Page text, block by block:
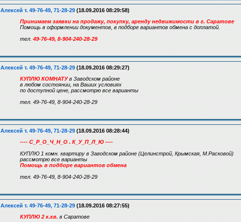
Алексей т. 49-76-49, 71-28-29 (18.09.2016 08:29:58)
Принимаем заявки на продажу, покупку, аренду недвижимости в г. Саратове
Помощь в оформлении документов, в подборе вариантов обмена с доплатой.
тел. 49-76-49, 8-904-240-28-29
Алексей т. 49-76-49, 71-28-29 (18.09.2016 08:29:27)
КУПЛЮ КОМНАТУв Заводском районе
в любом состоянии, на Ваших условиях
по доступной цене, рассмотрю все варианты
тел. 49-76-49, 8-904-240-28-29
Алексей т. 49-76-49, 71-28-29 (18.09.2016 08:28:44)
---- С_Р_О_Ч_Н_О . К_У_П_Л_Ю ----
КУПЛЮ 1 комн. квартиру в Заводском районе (Целинстрой, Крымская, М.Расковой)
рассмотрю все варианты
Помощь в подборе вариантов обмена
тел. 49-76-49, 8-904-240-28-29
Алексей т. 49-76-49, 71-28-29 (18.09.2016 08:27:55)
КУПЛЮ 2 к.кв. в Саратове